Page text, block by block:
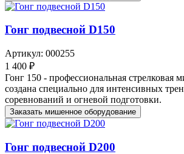
Гонг подвесной D150
Артикул: 000255
1 400 ₽
Гонг 150 - профессиональная стрелковая
создана специально для интенсивных
соревнований и огневой подготовки.
Заказать мишенное оборудование
Гонг подвесной D200